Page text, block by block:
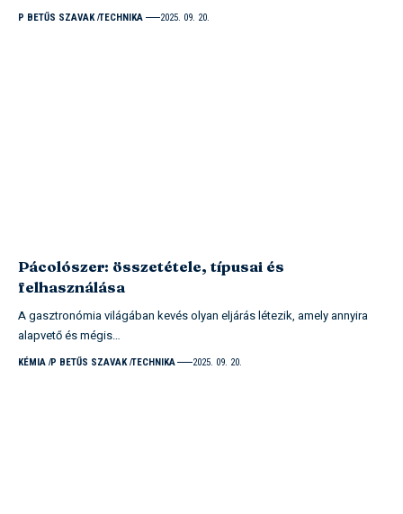
P BETŰS SZAVAK TECHNIKA 2025. 09. 20.
Pácolószer: összetétele, típusai és
felhasználása
A gasztronómia világában kevés olyan eljárás létezik, amely annyira
alapvető és mégis…
KÉMIA P BETŰS SZAVAK TECHNIKA 2025. 09. 20.